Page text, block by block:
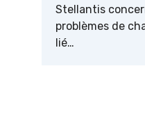
Stellantis
problèmes de
lié…